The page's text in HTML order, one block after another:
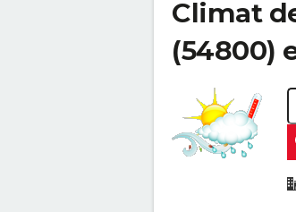
Climat
(54800)